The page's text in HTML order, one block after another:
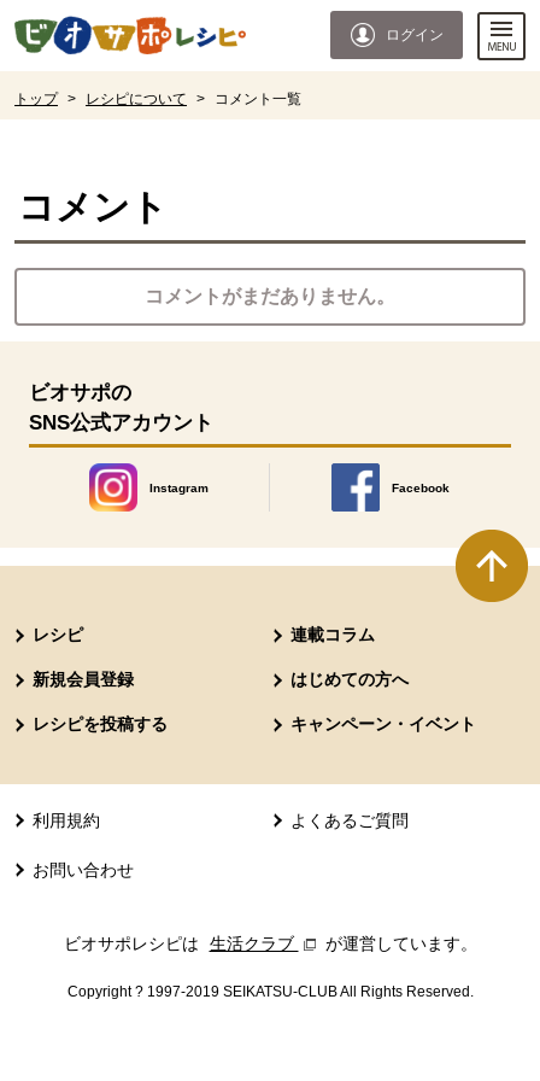
ページの先頭です。
ログイン
トップ > レシピについて > コメント一覧
コメント
コメントがまだありません。
ビオサポの
SNS公式アカウント
Instagram
別のウィンドウで開きます。
Facebook
別のウィンドウで開きます
レシピ 連載コラム
新規会員登録 はじめての方へ
レシピを投稿する キャンペーン・イベント
利用規約 よくあるご質問
お問い合わせ
ビオサポレシピは 生活クラブ 別のウィンドウで開きます。
が運営しています。
Copyright ? 1997-2019 SEIKATSU-CLUB All Rights Reserved.